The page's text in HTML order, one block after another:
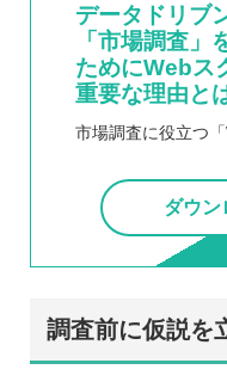
データドリブ
「市場調査」
ためにWebス
重要な理由と
市場調査に役立つ
ダウン
調査前に仮説を